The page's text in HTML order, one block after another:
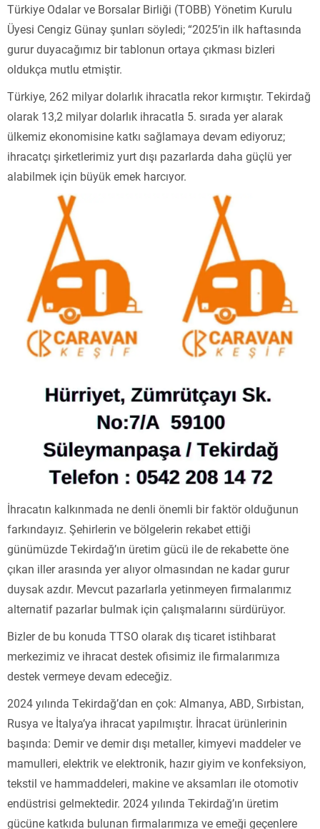
Türkiye Odalar ve Borsalar Birliği (TOBB) Yönetim Kurulu
Üyesi Cengiz Günay şunları söyledi; “2025’in ilk haftasında
gurur duyacağımız bir tablonun ortaya çıkması bizleri
oldukça mutlu etmiştir.
Türkiye, 262 milyar dolarlık ihracatla rekor kırmıştır. Tekirdağ
olarak 13,2 milyar dolarlık ihracatla 5. sırada yer alarak
ülkemiz ekonomisine katkı sağlamaya devam ediyoruz;
ihracatçı şirketlerimiz yurt dışı pazarlarda daha güçlü yer
alabilmek için büyük emek harcıyor.
İhracatın kalkınmada ne denli önemli bir faktör olduğunun
farkındayız. Şehirlerin ve bölgelerin rekabet ettiği
günümüzde Tekirdağ’ın üretim gücü ile de rekabette öne
çıkan iller arasında yer alıyor olmasından ne kadar gurur
duysak azdır. Mevcut pazarlarla yetinmeyen firmalarımız
alternatif pazarlar bulmak için çalışmalarını sürdürüyor.
Bizler de bu konuda TTSO olarak dış ticaret istihbarat
merkezimiz ve ihracat destek ofisimiz ile firmalarımıza
destek vermeye devam edeceğiz.
2024 yılında Tekirdağ’dan en çok: Almanya, ABD, Sırbistan,
Rusya ve İtalya’ya ihracat yapılmıştır. İhracat ürünlerinin
başında: Demir ve demir dışı metaller, kimyevi maddeler ve
mamulleri, elektrik ve elektronik, hazır giyim ve konfeksiyon,
tekstil ve hammaddeleri, makine ve aksamları ile otomotiv
endüstrisi gelmektedir. 2024 yılında Tekirdağ’ın üretim
gücüne katkıda bulunan firmalarımıza ve emeği geçenlere